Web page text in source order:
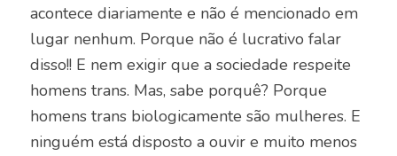
acontece diariamente e não é mencionado em
lugar nenhum. Porque não é lucrativo falar
disso!! E nem exigir que a sociedade respeite
homens trans. Mas, sabe porquê? Porque
homens trans biologicamente são mulheres. E
ninguém está disposto a ouvir e muito menos